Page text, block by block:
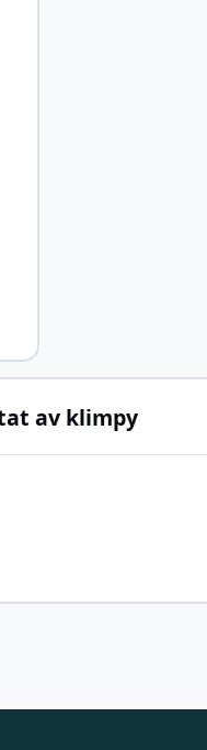
av klimpy